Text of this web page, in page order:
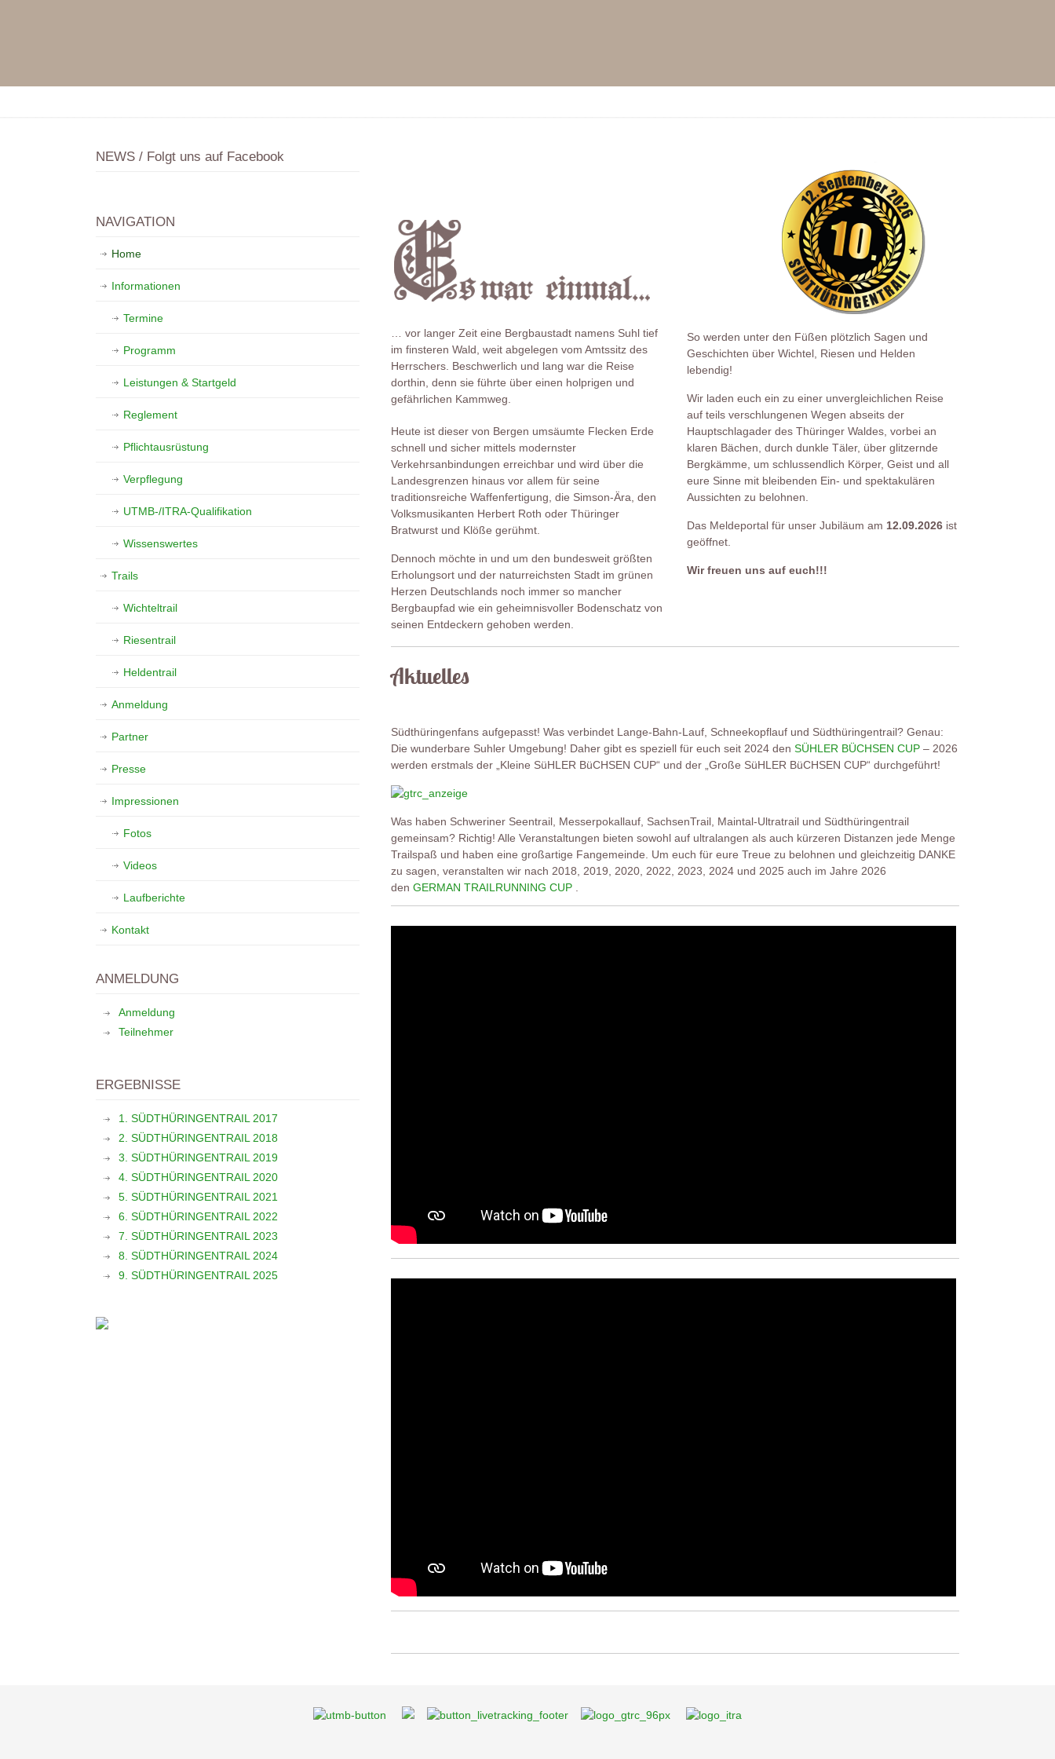
… vor langer Zeit eine Bergbaustadt namens Suhl tief
im finsteren Wald, weit abgelegen vom Amtssitz des
Herrschers. Beschwerlich und lang war die Reise
dorthin, denn sie führte über einen holprigen und
gefährlichen Kammweg.
Heute ist dieser von Bergen umsäumte Flecken Erde
schnell und sicher mittels modernster
Verkehrsanbindungen erreichbar und wird über die
Landesgrenzen hinaus vor allem für seine
traditionsreiche Waffenfertigung, die Simson-Ära, den
Volksmusikanten Herbert Roth oder Thüringer
Bratwurst und Klöße gerühmt.
Dennoch möchte in und um den bundesweit größten
Erholungsort und der naturreichsten Stadt im grünen
Herzen Deutschlands noch immer so mancher
Bergbaupfad wie ein geheimnisvoller Bodenschatz von
seinen Entdeckern gehoben werden.
So werden unter den Füßen plötzlich Sagen und
Geschichten über Wichtel, Riesen und Helden
lebendig!
Wir laden euch ein zu einer unvergleichlichen Reise
auf teils verschlungenen Wegen abseits der
Hauptschlagader des Thüringer Waldes, vorbei an
klaren Bächen, durch dunkle Täler, über glitzernde
Bergkämme, um schlussendlich Körper, Geist und all
eure Sinne mit bleibenden Ein- und spektakulären
Aussichten zu belohnen.
Das Meldeportal für unser Jubiläum am 12.09.2026ist
geöffnet.
Wir freuen uns auf euch!!!
Aktuelles
Südthüringenfans aufgepasst! Was verbindet Lange-Bahn-Lauf, Schneekopflauf und Südthüringentrail? Genau:
Die wunderbare Suhler Umgebung! Daher gibt es speziell für euch seit 2024 denSÜHLER BÜCHSEN CUP – 2026
werden erstmals der „Kleine SüHLER BüCHSEN CUP“ und der „Große SüHLER BüCHSEN CUP“ durchgeführt!
Was haben Schweriner Seentrail, Messerpokallauf, SachsenTrail, Maintal-Ultratrail und Südthüringentrail
gemeinsam? Richtig! Alle Veranstaltungen bieten sowohl auf ultralangen als auch kürzeren Distanzen jede Menge
Trailspaß und haben eine großartige Fangemeinde. Um euch für eure Treue zu belohnen und gleichzeitig DANKE
zu sagen, veranstalten wir nach 2018, 2019, 2020, 2022, 2023, 2024 und 2025 auch im Jahre 2026
denGERMAN TRAILRUNNING CUP .
NEWS / Folgt uns auf Facebook
NAVIGATION
Home
Informationen
Termine
Programm
Leistungen & Startgeld
Reglement
Pflichtausrüstung
Verpflegung
UTMB-/ITRA-Qualifikation
Wissenswertes
Trails
Wichteltrail
Riesentrail
Heldentrail
Anmeldung
Partner
Presse
Impressionen
Fotos
Videos
Laufberichte
Kontakt
ANMELDUNG
Anmeldung
Teilnehmer
ERGEBNISSE
1. SÜDTHÜRINGENTRAIL 2017
2. SÜDTHÜRINGENTRAIL 2018
3. SÜDTHÜRINGENTRAIL 2019
4. SÜDTHÜRINGENTRAIL 2020
5. SÜDTHÜRINGENTRAIL 2021
6. SÜDTHÜRINGENTRAIL 2022
7. SÜDTHÜRINGENTRAIL 2023
8. SÜDTHÜRINGENTRAIL 2024
9. SÜDTHÜRINGENTRAIL 2025